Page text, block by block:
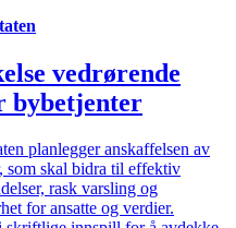
vedrørende
bybetjenter
planlegger anskaffelsen av
som skal bidra til effektiv
rask varsling og
for ansatte og verdier.